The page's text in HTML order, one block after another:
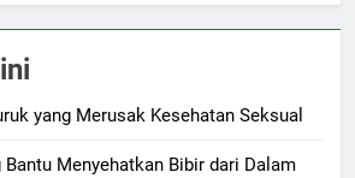
yang Merusak Kesehatan Seksual
Bantu Menyehatkan Bibir dari Dalam